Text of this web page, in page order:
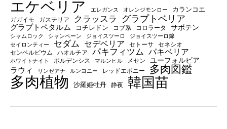
エケベリア エレガンス オレンジモンロー カランコエ
ガガイモ ガステリア クラッスラ グラプトベリア
グラプトペタルム コチレドン コブ系 コロラータ サボテン
シャムロック シャンペーン ジョイスツーロ
ジョイスツーロ錦
セイロンティー
セダム セデベリア セトーサ
セネシオ
センペルビウム
ハオルチア パキフィツム パキベリア
ホワイトナイト ポルデンシス マルンヒル メセン
ユーフォルビア
ラウィ
リンゼアナ ルンヨニー レッドエボニー 多肉図鑑
多肉植物 沙羅姫牡丹 静夜 韓国苗